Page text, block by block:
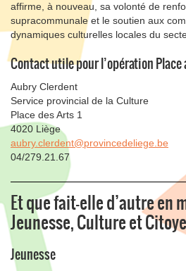
affirme, à nouveau, sa volonté de
supracommunale et le soutien aux
dynamiques culturelles locales du
Contact utile pour l’opération
Aubry Clerdent
Service provincial de la Culture
Place des Arts 1
4020 Liège
aubry.clerdent@provincedeliege.be
04/279.21.67
Et que fait-elle d’autre en
Jeunesse, Culture et
Jeunesse